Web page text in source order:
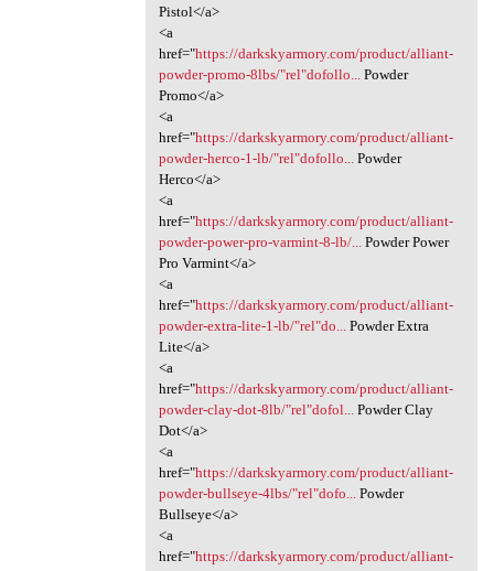
Pistol</a>
<a
href="https://darkskyarmory.com/product/alliant-
powder-promo-8lbs/"rel"dofollo...
Powder
Promo</a>
<a
href="https://darkskyarmory.com/product/alliant-
powder-herco-1-lb/"rel"dofollo...
Powder
Herco</a>
<a
href="https://darkskyarmory.com/product/alliant-
powder-power-pro-varmint-8-lb/...
Powder Power
Pro Varmint</a>
<a
href="https://darkskyarmory.com/product/alliant-
powder-extra-lite-1-lb/"rel"do...
Powder Extra
Lite</a>
<a
href="https://darkskyarmory.com/product/alliant-
powder-clay-dot-8lb/"rel"dofol...
Powder Clay
Dot</a>
<a
href="https://darkskyarmory.com/product/alliant-
powder-bullseye-4lbs/"rel"dofo...
Powder
Bullseye</a>
<a
href="https://darkskyarmory.com/product/alliant-